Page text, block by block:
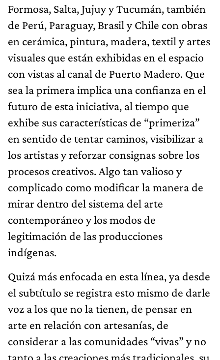
Formosa, Salta, Jujuy y Tucumán, también
de Perú, Paraguay, Brasil y Chile con obras
en cerámica, pintura, madera, textil y artes
visuales que están exhibidas en el espacio
con vistas al canal de Puerto Madero. Que
sea la primera implica una confianza en el
futuro de esta iniciativa, al tiempo que
exhibe sus características de “primeriza”
en sentido de tentar caminos, visibilizar a
los artistas y reforzar consignas sobre los
procesos creativos. Algo tan valioso y
complicado como modificar la manera de
mirar dentro del sistema del arte
contemporáneo y los modos de
legitimación de las producciones
indígenas.
Quizá más enfocada en esta línea, ya desde
el subtítulo se registra esto mismo de darle
voz a los que no la tienen, de pensar en
arte en relación con artesanías, de
considerar a las comunidades “vivas” y no
tanto a las creaciones más tradicionales, su